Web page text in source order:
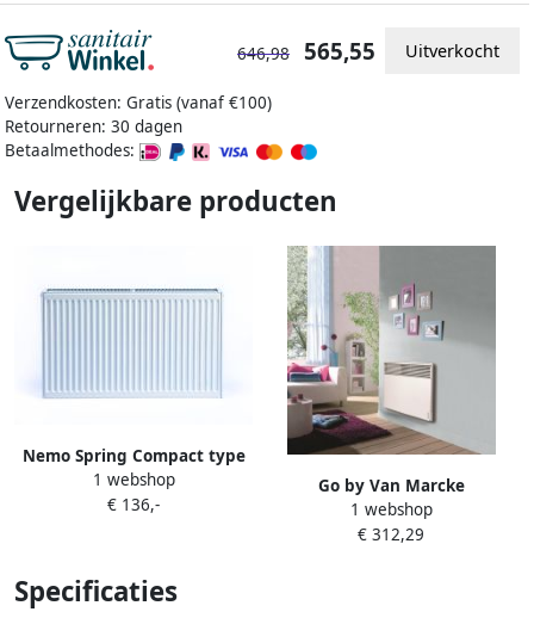
Verzendkosten: Gratis (vanaf €100)
Retourneren: 30 dagen
Betaalmethodes:
646,98 565,55 Uitverkocht
Vergelijkbare producten
Nemo Spring Compact type
22 horizontale
paneelradiator plaatstaal H
1 webshop
€ 136,-
Go by Van Marcke
Elektrische Radiator Van
Marcke Atlantic 1000W
1 webshop
€ 312,29
Specificaties